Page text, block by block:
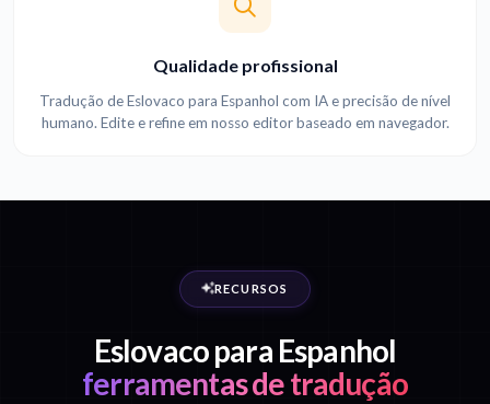
Qualidade profissional
Tradução de Eslovaco para Espanhol com IA e precisão de nível
humano. Edite e refine em nosso editor baseado em navegador.
RECURSOS
Eslovaco para Espanhol
ferramentas de tradução